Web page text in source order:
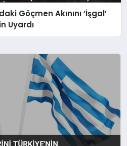
Göçmen Akınını ‘İşgal’
Uyardı